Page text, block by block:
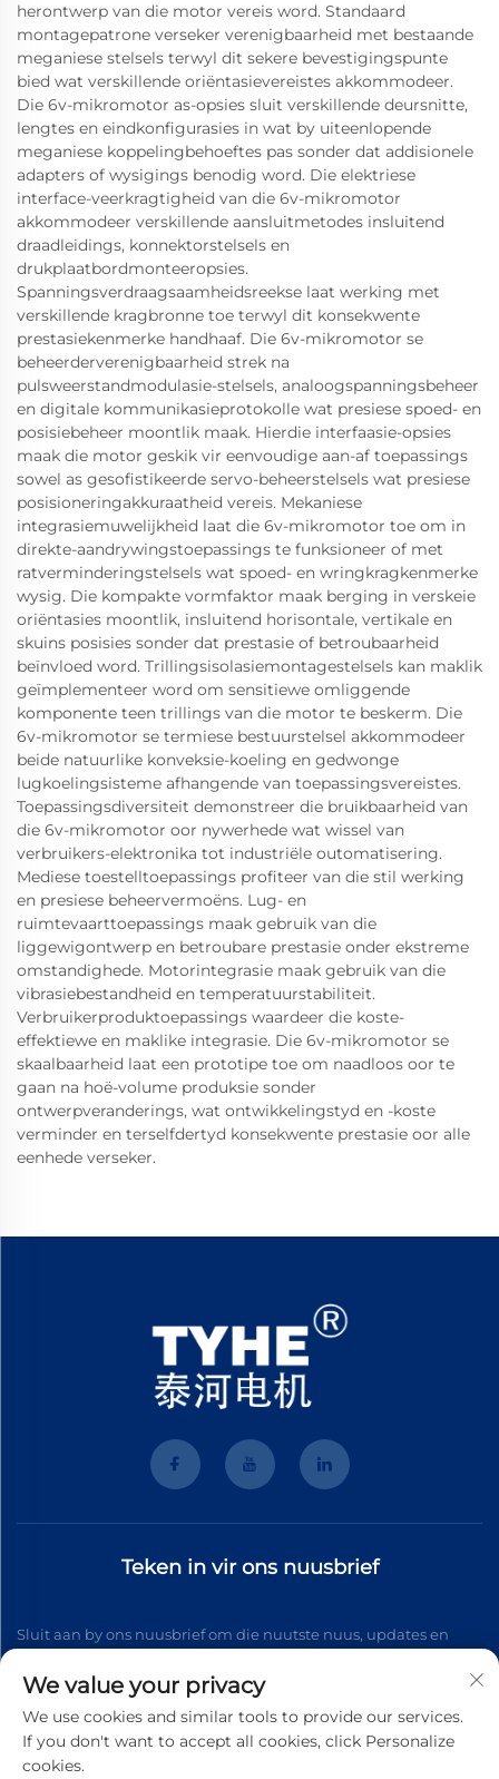
herontwerp van die motor vereis word. Standaard
montagepatrone verseker verenigbaarheid met bestaande
meganiese stelsels terwyl dit sekere bevestigingspunte
bied wat verskillende oriëntasievereistes akkommodeer.
Die 6v-mikromotor as-opsies sluit verskillende deursnitte,
lengtes en eindkonfigurasies in wat by uiteenlopende
meganiese koppelingbehoeftes pas sonder dat addisionele
adapters of wysigings benodig word. Die elektriese
interface-veerkragtigheid van die 6v-mikromotor
akkommodeer verskillende aansluitmetodes insluitend
draadleidings, konnektorstelsels en
drukplaatbordmonteeropsies.
Spanningsverdraagsaamheidsreekse laat werking met
verskillende kragbronne toe terwyl dit konsekwente
prestasiekenmerke handhaaf. Die 6v-mikromotor se
beheerderverenigbaarheid strek na
pulsweerstandmodulasie-stelsels, analoogspanningsbeheer
en digitale kommunikasieprotokolle wat presiese spoed- en
posisiebeheer moontlik maak. Hierdie interfaasie-opsies
maak die motor geskik vir eenvoudige aan-af toepassings
sowel as gesofistikeerde servo-beheerstelsels wat presiese
posisioneringakkuraatheid vereis. Mekaniese
integrasiemuwelijkheid laat die 6v-mikromotor toe om in
direkte-aandrywingstoepassings te funksioneer of met
ratverminderingstelsels wat spoed- en wringkragkenmerke
wysig. Die kompakte vormfaktor maak berging in verskeie
oriëntasies moontlik, insluitend horisontale, vertikale en
skuins posisies sonder dat prestasie of betroubaarheid
beïnvloed word. Trillingsisolasiemontagestelsels kan maklik
geïmplementeer word om sensitiewe omliggende
komponente teen trillings van die motor te beskerm. Die
6v-mikromotor se termiese bestuurstelsel akkommodeer
beide natuurlike konveksie-koeling en gedwonge
lugkoelingsisteme afhangende van toepassingsvereistes.
Toepassingsdiversiteit demonstreer die bruikbaarheid van
die 6v-mikromotor oor nywerhede wat wissel van
verbruikers-elektronika tot industriële outomatisering.
Mediese toestelltoepassings profiteer van die stil werking
en presiese beheervermoëns. Lug- en
ruimtevaarttoepassings maak gebruik van die
liggewigontwerp en betroubare prestasie onder ekstreme
omstandighede. Motorintegrasie maak gebruik van die
vibrasiebestandheid en temperatuurstabiliteit.
Verbruikerproduktoepassings waardeer die koste-
effektiewe en maklike integrasie. Die 6v-mikromotor se
skaalbaarheid laat een prototipe toe om naadloos oor te
gaan na hoë-volume produksie sonder
ontwerpveranderings, wat ontwikkelingstyd en -koste
verminder en terselfdertyd konsekwente prestasie oor alle
eenhede verseker.
Teken in vir ons nuusbrief
Sluit aan by ons nuusbrief om die nuutste nuus, updates en
Teken aan
We value your privacy
We use cookies and similar tools to provide our services.
If you don't want to accept all cookies, click Personalize
cookies.